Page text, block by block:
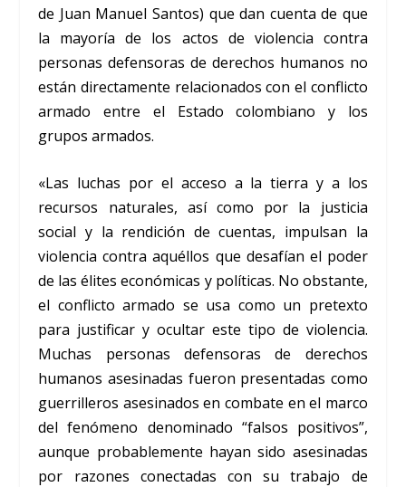
de Juan Manuel Santos) que dan cuenta de que
la mayoría de los actos de violencia contra
personas defensoras de derechos humanos no
están directamente relacionados con el conflicto
armado entre el Estado colombiano y los
grupos armados.
«Las luchas por el acceso a la tierra y a los
recursos naturales, así como por la justicia
social y la rendición de cuentas, impulsan la
violencia contra aquéllos que desafían el poder
de las élites económicas y políticas. No obstante,
el conflicto armado se usa como un pretexto
para justificar y ocultar este tipo de violencia.
Muchas personas defensoras de derechos
humanos asesinadas fueron presentadas como
guerrilleros asesinados en combate en el marco
del fenómeno denominado “falsos positivos”,
aunque probablemente hayan sido asesinadas
por razones conectadas con su trabajo de